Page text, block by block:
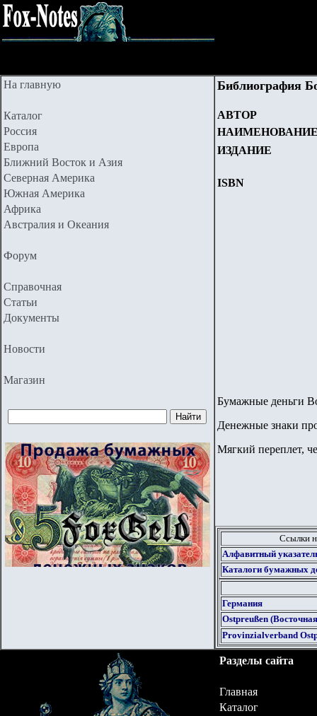
На главную
Каталог
Россия
Европа
Ближний Восток и Азия
Северная Америка
Южная Америка
Африка
Австралия и Океания
Форум
Справочная
Статьи
Документы
Новости
Магазин
Библиография
АВТОР
ИЗДАНИЕ
ISBN
Бумажные деньги
Денежные знаки
Мягкий переплет,
Ссылки
Алфавитный
Каталоги бумажных
Германия
Ostpreußen
Provinzialverband
Разделы сайта
Главная
Каталог